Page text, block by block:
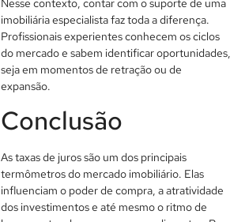
imobiliária especialista faz toda a diferença.
Profissionais experientes conhecem os ciclos
do mercado e sabem identificar oportunidades,
seja em momentos de retração ou de
expansão.
Conclusão
As taxas de juros são um dos principais
termômetros do mercado imobiliário. Elas
influenciam o poder de compra, a atratividade
dos investimentos e até mesmo o ritmo de